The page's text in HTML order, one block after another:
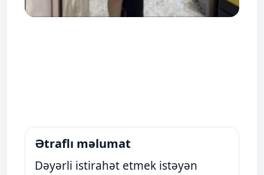
Ətraflı məlumat
Dəyərli istirahət etmek istəyən